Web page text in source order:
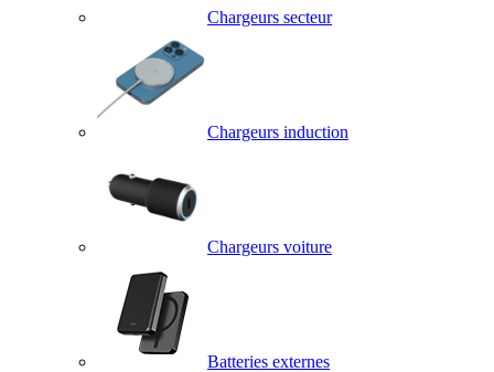
Chargeurs secteur
Chargeurs induction
Chargeurs voiture
Batteries externes